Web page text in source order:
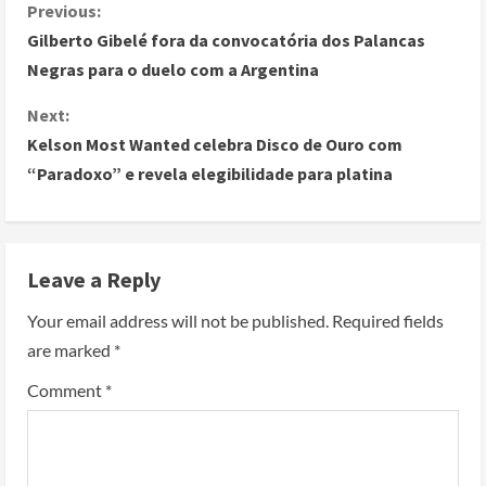
Previous:
Gilberto Gibelé fora da convocatória dos Palancas
Negras para o duelo com a Argentina
Next:
Kelson Most Wanted celebra Disco de Ouro com
“Paradoxo” e revela elegibilidade para platina
Leave a Reply
Your email address will not be published. Required fields
are marked *
Comment *